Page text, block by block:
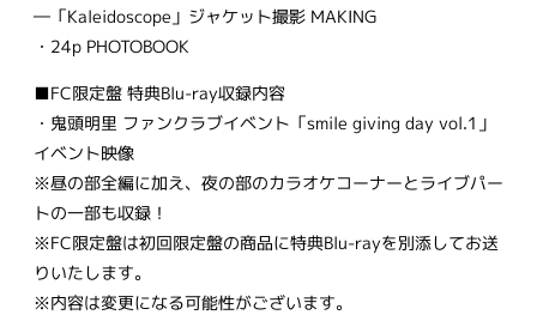
―「Kaleidoscope」ジャケット撮影 MAKING
・24p PHOTOBOOK
■FC限定盤 特典Blu-ray収録内容
・鬼頭明里 ファンクラブイベント「smile giving day vol.1」
イベント映像
※昼の部全編に加え、夜の部のカラオケコーナーとライブパー
トの一部も収録！
※FC限定盤は初回限定盤の商品に特典Blu-rayを別添してお送
りいたします。
※内容は変更になる可能性がございます。